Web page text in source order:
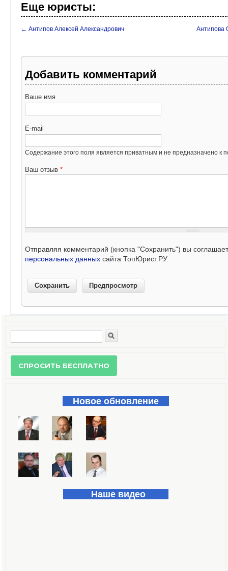
Еще юристы:
← Антипов Алексей Александрович Антипова
Добавить комментарий
Ваше имя
E-mail
Содержание этого поля является приватным и не предназначено к
Ваш отзыв *
Отправляя комментарий (кнопка "Сохранить") вы
персональных данных сайта ТопЮрист.РУ.
Форма поиска
Новое обновление
Наше видео